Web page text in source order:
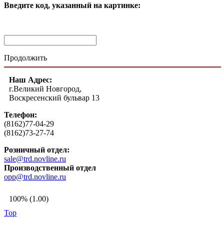
Введите код, указанный на картинке:
Продолжить
Наш Адрес:
г.Великий Новгород,
Воскресенский бульвар 13
Телефон:
(8162)77-04-29
(8162)73-27-74
Розничный отдел:
sale@trd.novline.ru
Производственный отдел
opp@trd.novline.ru
100% (1.00)
Top